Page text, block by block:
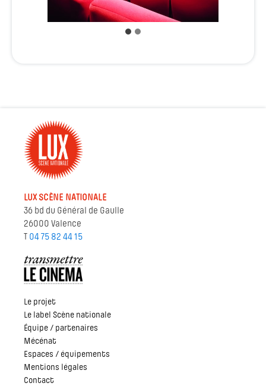
LUX SCÈNE NATIONALE
36 bd du Général de Gaulle
26000 Valence
T 04 75 82 44 15
Le projet
Le label Scène nationale
Équipe / partenaires
Mécénat
Espaces / équipements
Mentions légales
Contact